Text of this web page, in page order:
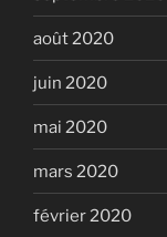
août 2020
juin 2020
mai 2020
mars 2020
février 2020